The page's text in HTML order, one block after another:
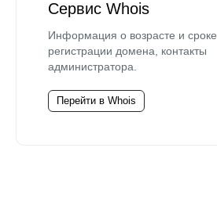
Сервис Whois
Информация о возрасте и сроке
регистрации домена, контакты
администратора.
Перейти в Whois